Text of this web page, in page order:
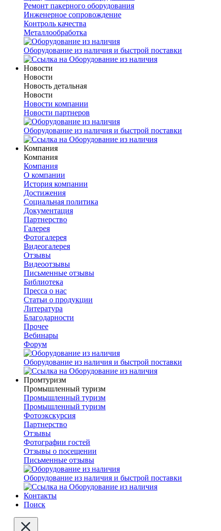
Ремонт пакерного оборудования
Инженерное сопровождение
Контроль качества
Металлообработка
Оборудование из наличия и быстрой поставки
Новости
Новости
Новость детальная
Новости
Новости компании
Новости партнеров
Оборудование из наличия и быстрой поставки
Компания
Компания
Компания
О компании
История компании
Достижения
Социальная политика
Документация
Партнерство
Галерея
Фотогалерея
Видеогалерея
Отзывы
Видеоотзывы
Письменные отзывы
Библиотека
Пресса о нас
Статьи о продукции
Литература
Благодарности
Прочее
Вебинары
Форум
Оборудование из наличия и быстрой поставки
Промтуризм
Промышленный туризм
Промышленный туризм
Промышленный туризм
Фотоэкскурсия
Партнерство
Отзывы
Фотографии гостей
Отзывы о посещении
Письменные отзывы
Оборудование из наличия и быстрой поставки
Контакты
Поиск